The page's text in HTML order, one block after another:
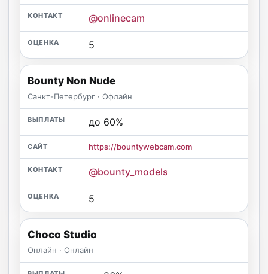
@onlinecam
5
Bounty Non Nude
Санкт-Петербург · Офлайн
до 60%
https://bountywebcam.com
@bounty_models
5
Choco Studio
Онлайн · Онлайн